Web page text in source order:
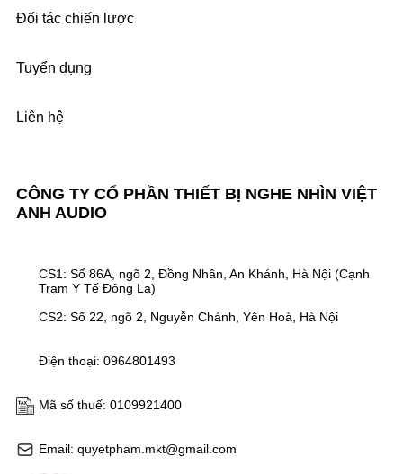
CÔNG TY CỔ PHẦN THIẾT BỊ NGHE NHÌN VIỆT
ANH AUDIO
Email: quyetpham.mkt@gmail.com
Mã số thuế: 0109921400
Điện thoại: 0964801493
CS1: Số 86A, ngõ 2, Đồng Nhân, An Khánh, Hà Nội (Cạnh
Trạm Y Tế Đông La)
CS2: Số 22, ngõ 2, Nguyễn Chánh, Yên Hoà, Hà Nội
Đối tác chiến lược
Tuyển dụng
Liên hệ